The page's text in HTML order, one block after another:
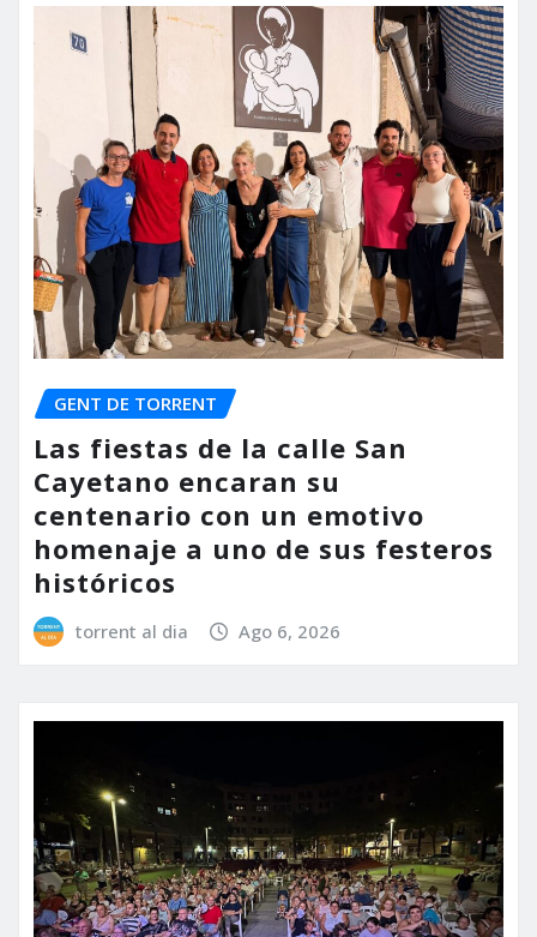
GENT DE TORRENT
Las fiestas de la calle San
Cayetano encaran su
centenario con un emotivo
homenaje a uno de sus festeros
históricos
torrent al dia Ago 6, 2026